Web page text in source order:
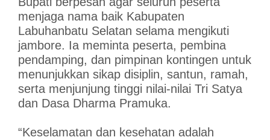
menjaga nama baik Kabupaten
Labuhanbatu Selatan selama mengikuti
jambore. Ia meminta peserta, pembina
pendamping, dan pimpinan kontingen untuk
menunjukkan sikap disiplin, santun, ramah,
serta menjunjung tinggi nilai-nilai Tri Satya
dan Dasa Dharma Pramuka.
“Keselamatan dan kesehatan adalah